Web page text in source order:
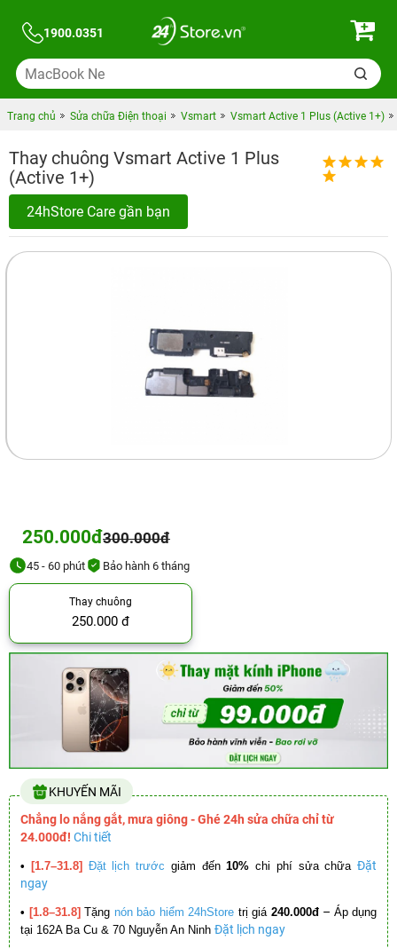
1900.0351
Trang chủ Sửa chữa Điện thoại Vsmart Vsmart Active 1 Plus (Active 1+)
Thay chuông Vsmart Active 1 Plus
(Active 1+)
24hStore Care gần bạn
250.000đ300.000đ
45 - 60 phút Bảo hành 6 tháng
Thay chuông
250.000 đ
KHUYẾN MÃI
Chẳng lo nắng gắt, mưa giông - Ghé 24h sửa chữa chỉ từ
24.000đ! Chi tiết
• [1.7–31.8] Đặt lịch trước giảm đến10% chi phí sửa chữa Đặt
ngay
• [1.8–31.8] Tặng nón bảo hiểm 24hStore trị giá 240.000đ – Áp dụng
tại 162A Ba Cu & 70 Nguyễn An Ninh Đặt lịch ngay